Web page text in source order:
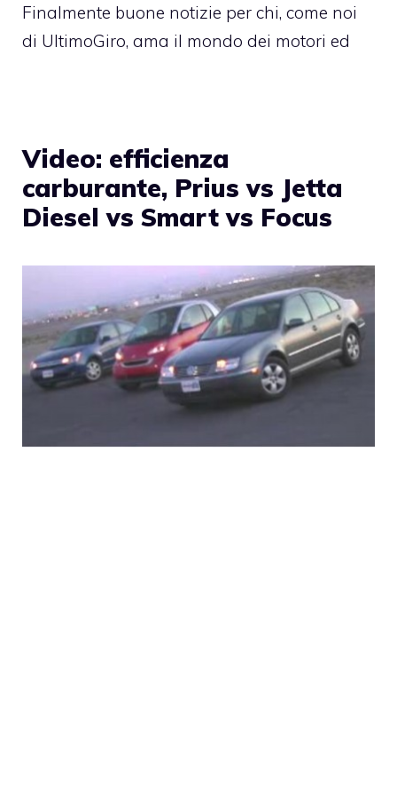
Finalmente buone notizie per chi, come noi
di UltimoGiro, ama il mondo dei motori ed
Video: efficienza
carburante, Prius vs Jetta
Diesel vs Smart vs Focus